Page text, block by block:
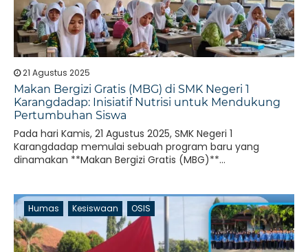
21 Agustus 2025
Makan Bergizi Gratis (MBG) di SMK Negeri 1
Karangdadap: Inisiatif Nutrisi untuk Mendukung
Pertumbuhan Siswa
Pada hari Kamis, 21 Agustus 2025, SMK Negeri 1
Karangdadap memulai sebuah program baru yang
dinamakan **Makan Bergizi Gratis (MBG)**...
Humas Kesiswaan OSIS